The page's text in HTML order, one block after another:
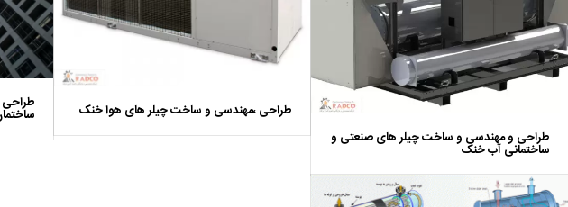
طراحی و مهندسی و ساخت چیلر های صنعتی و
ساختمانی آب خنک
طراحی ،مهندسی و ساخت چیلر های هوا خنک